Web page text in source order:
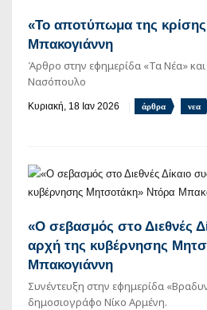
«Το αποτύπωμα της
Μπακογιάννη
Άρθρο στην εφημερίδα «Τα Νέα»
Νασόπουλο
Κυριακή, 18 Ιαν 2026 άρθρα νεα
«Ο σεβασμός στο Διεθνές
αρχή της κυβέρνησης
Μπακογιάννη
Συνέντευξη στην εφημερίδα
δημοσιογράφο Νίκο Αρμένη.